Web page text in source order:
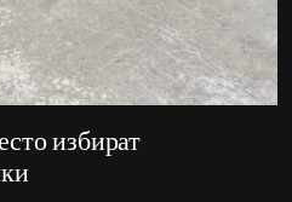
избират